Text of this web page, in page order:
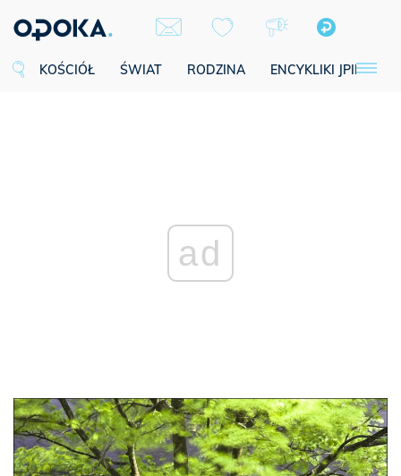
KOŚCIÓŁ ŚWIAT RODZINA ENCYKLIKI JPII
ad